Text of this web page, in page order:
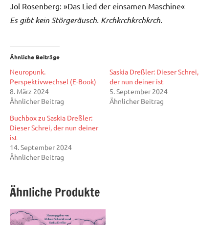
Jol Rosenberg: »Das Lied der einsamen Maschine«
Es gibt kein Störgeräusch. Krchkrchkrchkrch.
Ähnliche Beiträge
Neuropunk.
Perspektivwechsel (E-Book)
8. März 2024
Ähnlicher Beitrag
Saskia Dreßler: Dieser Schrei,
der nun deiner ist
5. September 2024
Ähnlicher Beitrag
Buchbox zu Saskia Dreßler:
Dieser Schrei, der nun deiner
ist
14. September 2024
Ähnlicher Beitrag
Ähnliche Produkte